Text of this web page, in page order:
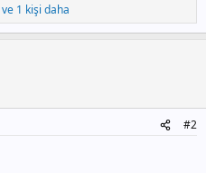
ve 1 kişi daha
#2